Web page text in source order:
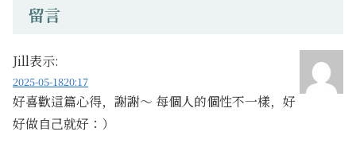
留言
Jill表示:
2025-05-1820:17
好喜歡這篇心得，謝謝～ 每個人的個性不一樣，好
好做自己就好：）